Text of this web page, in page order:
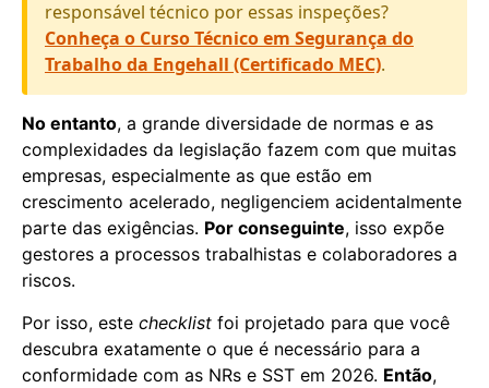
responsável técnico por essas inspeções?
Conheça o Curso Técnico em Segurança do
Trabalho da Engehall (Certificado MEC).
No entanto, a grande diversidade de normas e as
complexidades da legislação fazem com que muitas
empresas, especialmente as que estão em
crescimento acelerado, negligenciem acidentalmente
parte das exigências. Por conseguinte, isso expõe
gestores a processos trabalhistas e colaboradores a
riscos.
Por isso, este checklist foi projetado para que você
descubra exatamente o que é necessário para a
conformidade com as NRs e SST em 2026. Então,